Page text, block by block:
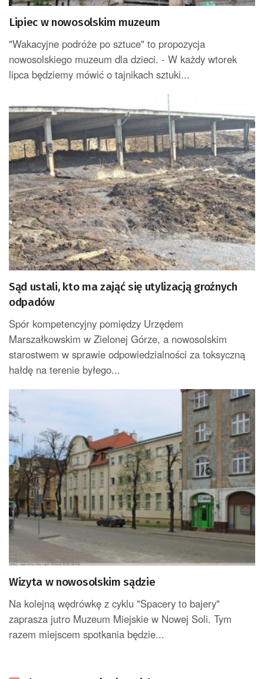
Lipiec w nowosolskim muzeum
"Wakacyjne podróże po sztuce" to propozycja
nowosolskiego muzeum dla dzieci. - W każdy wtorek
lipca będziemy mówić o tajnikach sztuki...
Sąd ustali, kto ma zająć się utylizacją groźnych
odpadów
Spór kompetencyjny pomiędzy Urzędem
Marszałkowskim w Zielonej Górze, a nowosolskim
starostwem w sprawie odpowiedzialności za toksyczną
hałdę na terenie byłego...
Wizyta w nowosolskim sądzie
Na kolejną wędrówkę z cyklu "Spacery to bajery"
zaprasza jutro Muzeum Miejskie w Nowej Soli. Tym
razem miejscem spotkania będzie...